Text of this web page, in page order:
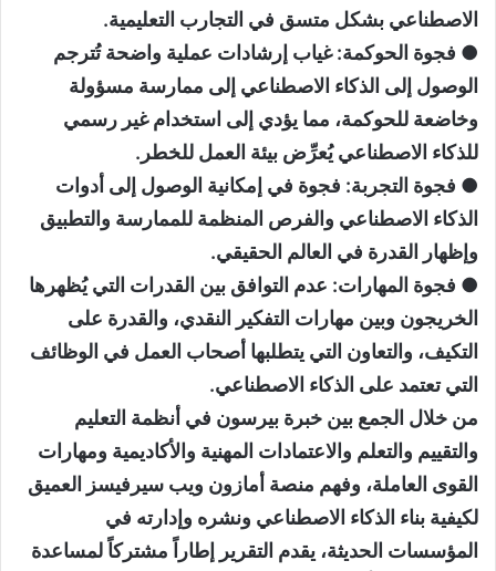
الاصطناعي بشكل متسق في التجارب التعليمية.
● فجوة الحوكمة: غياب إرشادات عملية واضحة تُترجم
الوصول إلى الذكاء الاصطناعي إلى ممارسة مسؤولة
وخاضعة للحوكمة، مما يؤدي إلى استخدام غير رسمي
للذكاء الاصطناعي يُعرِّض بيئة العمل للخطر.
● فجوة التجربة: فجوة في إمكانية الوصول إلى أدوات
الذكاء الاصطناعي والفرص المنظمة للممارسة والتطبيق
وإظهار القدرة في العالم الحقيقي.
● فجوة المهارات: عدم التوافق بين القدرات التي يُظهرها
الخريجون وبين مهارات التفكير النقدي، والقدرة على
التكيف، والتعاون التي يتطلبها أصحاب العمل في الوظائف
التي تعتمد على الذكاء الاصطناعي.
من خلال الجمع بين خبرة بيرسون في أنظمة التعليم
والتقييم والتعلم والاعتمادات المهنية والأكاديمية ومهارات
القوى العاملة، وفهم منصة أمازون ويب سيرفيسز العميق
لكيفية بناء الذكاء الاصطناعي ونشره وإدارته في
المؤسسات الحديثة، يقدم التقرير إطاراً مشتركاً لمساعدة